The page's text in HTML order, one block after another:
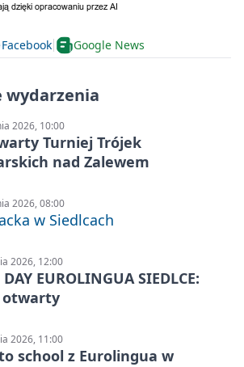
Facebook Google News
wydarzenia
2026, 10:00
Turniej Trójek
nad Zalewem
2026, 08:00
w Siedlcach
2026, 12:00
DAY EUROLINGUA SIEDLCE:
otwarty
2026, 11:00
school z Eurolingua w